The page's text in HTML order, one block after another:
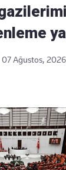
07 Ağustos,